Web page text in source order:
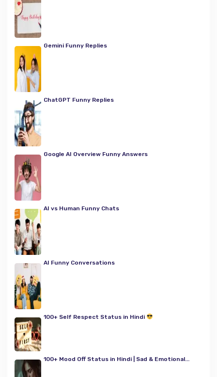
Gemini Funny Replies
ChatGPT Funny Replies
Google AI Overview Funny Answers
AI vs Human Funny Chats
AI Funny Conversations
100+ Self Respect Status in Hindi
100+ Mood Off Status in Hindi | Sad & Emotional...